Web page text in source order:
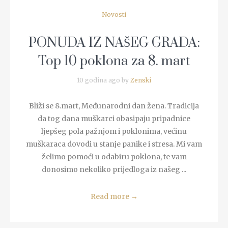
Novosti
PONUDA IZ NAŠEG GRADA:
Top 10 poklona za 8. mart
10 godina ago by Zenski
Bliži se 8.mart, Međunarodni dan žena. Tradicija
da tog dana muškarci obasipaju pripadnice
ljepšeg pola pažnjom i poklonima, većinu
muškaraca dovodi u stanje panike i stresa. Mi vam
želimo pomoći u odabiru poklona, te vam
donosimo nekoliko prijedloga iz našeg ...
Read more →